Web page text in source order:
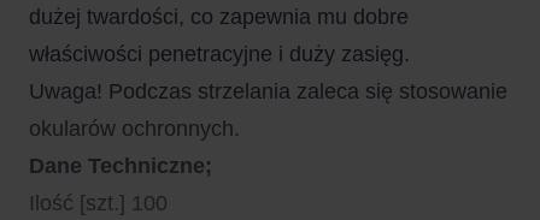
dużej twardości, co zapewnia mu dobre
właściwości penetracyjne i duży zasięg.
Uwaga! Podczas strzelania zaleca się stosowanie
okularów ochronnych.
Dane Techniczne;
Ilość [szt.] 100